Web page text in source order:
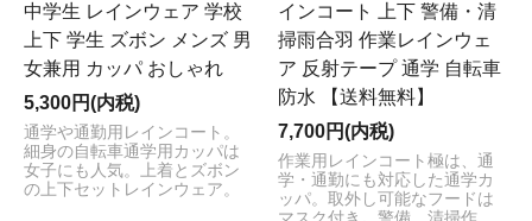
中学生 レインウェア 学校
上下 学生 ズボン メンズ 男
女兼用 カッパ おしゃれ
5,300円(内税)
通学や通勤用レインコート。
細身の自転車通学用カッパは
女子にも人気。上着とズボン
の上下セットレインウェア。
インコート 上下 警備・清
掃雨合羽 作業レインウェ
ア 反射テープ 通学 自転車
防水 【送料無料】
7,700円(内税)
作業用レインコート極は、通
学・通勤にも対応した通学カ
ッパ。取外し可能なフードは